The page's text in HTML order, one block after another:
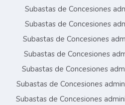
Subastas de Concesiones
Subastas de Concesiones
Subastas de Concesiones
Subastas de Concesiones
Subastas de Concesiones
Subastas de Concesiones
Subastas de Concesiones